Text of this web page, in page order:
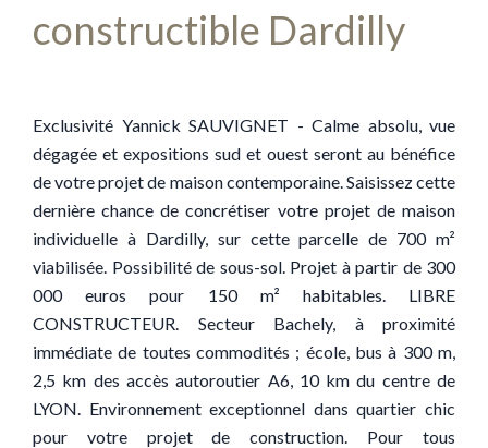
constructible Dardilly
Exclusivité Yannick SAUVIGNET - Calme absolu, vue
dégagée et expositions sud et ouest seront au bénéfice
de votre projet de maison contemporaine. Saisissez cette
dernière chance de concrétiser votre projet de maison
individuelle à Dardilly, sur cette parcelle de 700 m²
viabilisée. Possibilité de sous-sol. Projet à partir de 300
000 euros pour 150 m² habitables. LIBRE
CONSTRUCTEUR. Secteur Bachely, à proximité
immédiate de toutes commodités ; école, bus à 300 m,
2,5 km des accès autoroutier A6, 10 km du centre de
LYON. Environnement exceptionnel dans quartier chic
pour votre projet de construction. Pour tous